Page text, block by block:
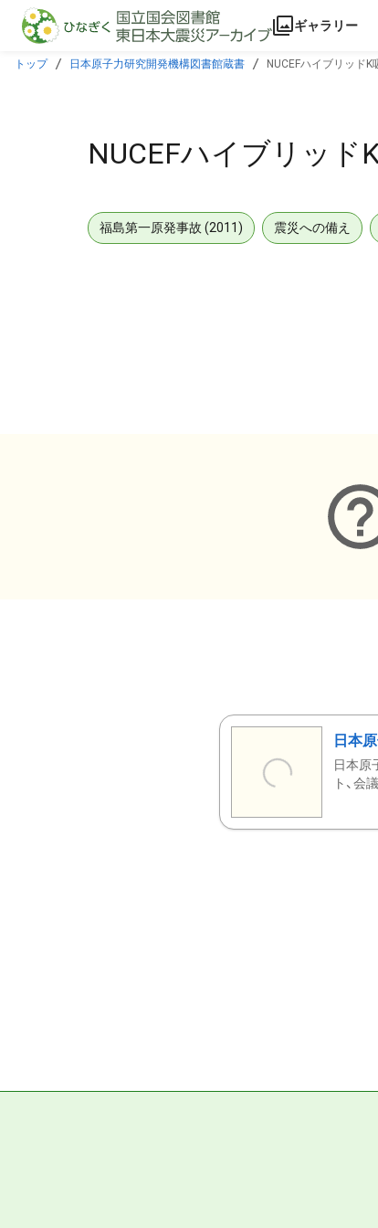
本文に飛ぶ
ギャラリー
トップ 日本原子力研究開発機構図書館蔵書 NUCEFハイブリッド
NUCEFハイブリッド
福島第一原発事故 (2011) 震災への備え
日本
日本原
ト、会